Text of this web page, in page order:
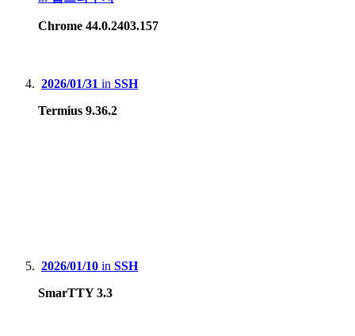
Chrome 44.0.2403.157
2026/01/31 in SSH
Termius 9.36.2
2026/01/10 in SSH
SmarTTY 3.3